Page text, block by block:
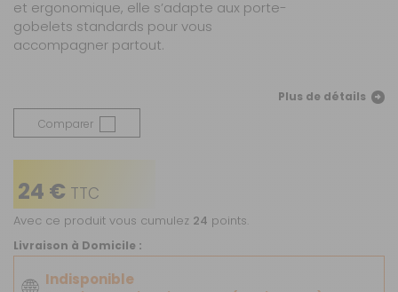
et ergonomique, elle s’adapte aux porte-
gobelets standards pour vous
accompagner partout.
Plus de détails
Comparer
24 € TTC
Avec ce produit vous cumulez 24 points.
Livraison à Domicile :
Indisponible